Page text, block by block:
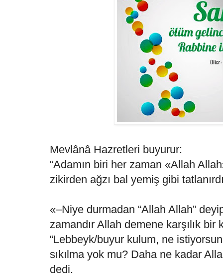
Mevlânâ Hazretleri buyurur:
“Adamın biri her zaman «Allah
zikirden ağzı bal yemiş gibi
«–Niye durmadan “Allah Allah”
zamandır Allah demene karşılık
“Lebbeyk/buyur kulum, ne
sıkılma yok mu? Daha ne kadar
dedi.